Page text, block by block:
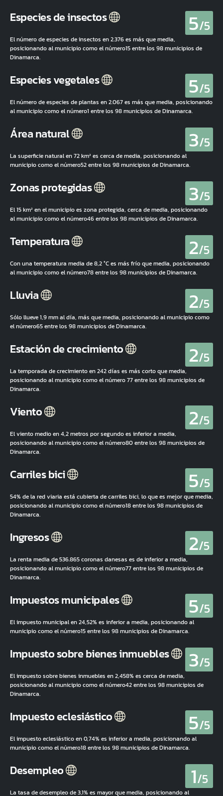
Especies de insectos 5/5
El número de especies de insectos en 2.376 es más que media,
posicionando al municipio como el número15 entre los 98 municipios de
Dinamarca.
Especies vegetales 5/5
El número de especies de plantas en 2.067 es más que media, posicionando
al municipio como el número1 entre los 98 municipios de Dinamarca.
Área natural 3/5
La superficie natural en 72 km² es cerca de media, posicionando al
municipio como el número52 entre los 98 municipios de Dinamarca.
Zonas protegidas 3/5
El 15 km² en el municipio es zona protegida, cerca de media, posicionando
al municipio como el número46 entre los 98 municipios de Dinamarca.
Temperatura 2/5
Con una temperatura media de 8,2 °C es más frío que media, posicionando
al municipio como el número78 entre los 98 municipios de Dinamarca.
Lluvia 2/5
Sólo llueve 1,9 mm al día, más que media, posicionando al municipio como
el número65 entre los 98 municipios de Dinamarca.
Estación de crecimiento 2/5
La temporada de crecimiento en 242 días es más corto que media,
posicionando al municipio como el número 77 entre los 98 municipios de
Dinamarca.
Viento 2/5
El viento medio en 4,2 metros por segundo es inferior a media,
posicionando al municipio como el número80 entre los 98 municipios de
Dinamarca.
Carriles bici 5/5
54% de la red viaria está cubierta de carriles bici, lo que es mejor que media,
posicionando al municipio como el número18 entre los 98 municipios de
Dinamarca.
Ingresos 2/5
La renta media de 536.865 coronas danesas es de inferior a media,
posicionando al municipio como el número77 entre los 98 municipios de
Dinamarca.
Impuestos municipales 5/5
El impuesto municipal en 24,52% es inferior a media, posicionando al
municipio como el número15 entre los 98 municipios de Dinamarca.
Impuesto sobre bienes inmuebles 3/5
El impuesto sobre bienes inmuebles en 2,458% es cerca de media,
posicionando al municipio como el número42 entre los 98 municipios de
Dinamarca.
Impuesto eclesiástico 5/5
El impuesto eclesiástico en 0,74% es inferior a media, posicionando al
municipio como el número18 entre los 98 municipios de Dinamarca.
Desempleo 1/5
La tasa de desempleo de 3,1% es mayor que media, posicionando al